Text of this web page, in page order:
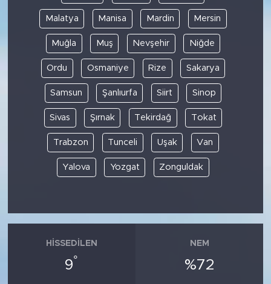
Malatya Manisa Mardin Mersin
Muğla Muş Nevşehir Niğde
Ordu Osmaniye Rize Sakarya
Samsun Şanlıurfa Siirt Sinop
Sivas Şırnak Tekirdağ Tokat
Trabzon Tunceli Uşak Van
Yalova Yozgat Zonguldak
HISSEDILEN
9°
NEM
%72